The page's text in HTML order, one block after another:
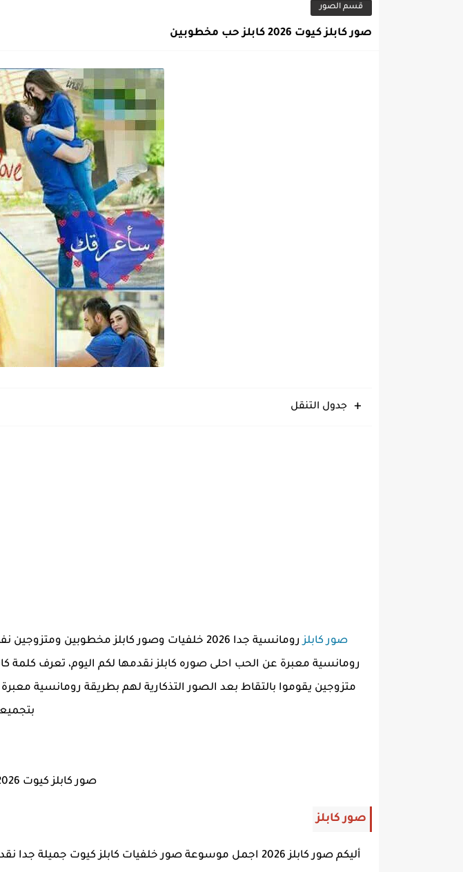
قسم الصور
صور كابلز كيوت 2026 كابلز حب مخطوبين
جدول التنقل
صور كابلز
رومانسية جدا 2026 خلفيات وصور كابلز
رومانسية معبرة عن الحب احلى صوره كابلز نقدمها لكم اليوم، تعرف
متزوجين يقوموا بالتقاط بعد الصور التذكارية لهم بطريقة رومانسية
صور كابلز كيوت 2026 كابلز حب مخطوبين
صور كابلز
أليكم صور كابلز 2026 اجمل موسوعة صور خلفيات كابلز